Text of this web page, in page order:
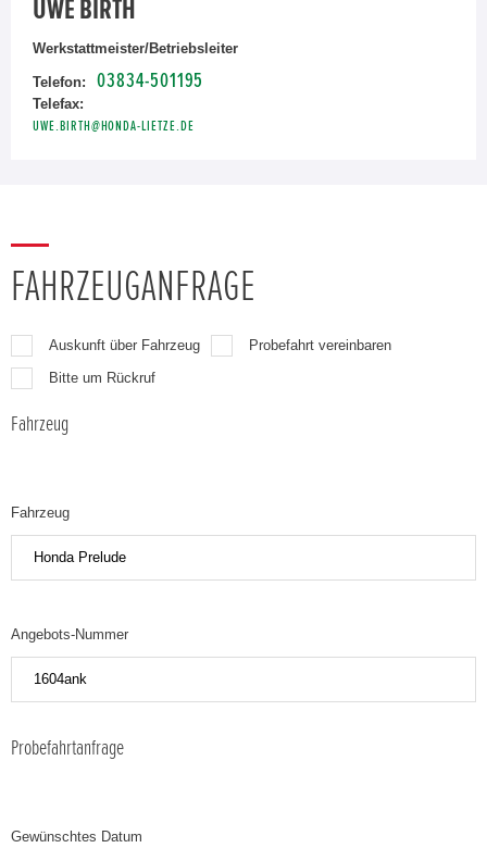
UWE BIRTH
Werkstattmeister/Betriebsleiter
Telefon: 03834-501195
Telefax:
UWE.BIRTH@HONDA-LIETZE.DE
FAHRZEUGANFRAGE
Auskunft über Fahrzeug
Probefahrt vereinbaren
Bitte um Rückruf
Fahrzeug
Fahrzeug
Angebots-Nummer
Probefahrtanfrage
Gewünschtes Datum